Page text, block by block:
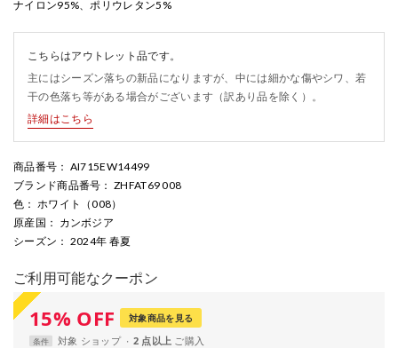
ナイロン95%、ポリウレタン5%
こちらはアウトレット品です。
主にはシーズン落ちの新品になりますが、中には細かな傷やシワ、若
干の色落ち等がある場合がございます（訳あり品を除く）。
詳細はこちら
商品番号 ： AI715EW14499
ブランド商品番号 ： ZHFAT69 008
色 ： ホワイト（008）
原産国 ： カンボジア
シーズン ： 2024年 春夏
ご利用可能なクーポン
15% OFF 対象商品を見る
条件 対象 ショップ 2 点以上